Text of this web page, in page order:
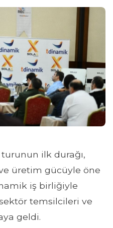
turunun ilk durağı,
üretim gücüyle öne
iş birliğiyle
temsilcileri ve
geldi.